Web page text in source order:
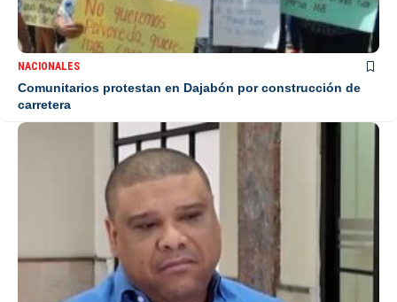
NACIONALES
Comunitarios protestan en Dajabón por construcción de
carretera